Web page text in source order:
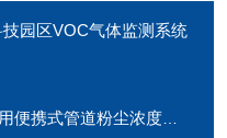
园区VOC气体监测系统
携式管道粉尘浓度检测仪